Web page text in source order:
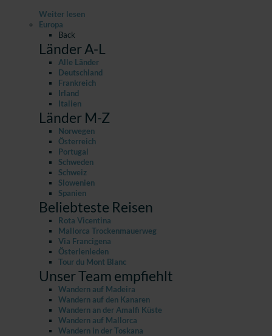
Weiter lesen
Europa
Back
Länder A-L
Alle Länder
Deutschland
Frankreich
Irland
Italien
Länder M-Z
Norwegen
Österreich
Portugal
Schweden
Schweiz
Slowenien
Spanien
Beliebteste Reisen
Rota Vicentina
Mallorca Trockenmauerweg
Via Francigena
Österlenleden
Tour du Mont Blanc
Unser Team empfiehlt
Wandern auf Madeira
Wandern auf den Kanaren
Wandern an der Amalfi Küste
Wandern auf Mallorca
Wandern in der Toskana